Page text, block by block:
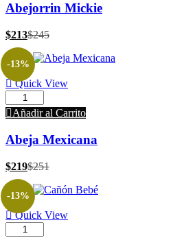
Abejorrin Mickie
$213$245
Quick View
-13%
Añadir al Carrito
Abeja Mexicana
$219$251
Quick View
-13%